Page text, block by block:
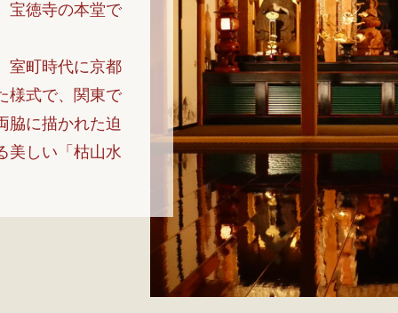
宝徳寺の本堂で
室町時代に京都
様式で、関東で
脇に描かれた迫
美しい「枯山水